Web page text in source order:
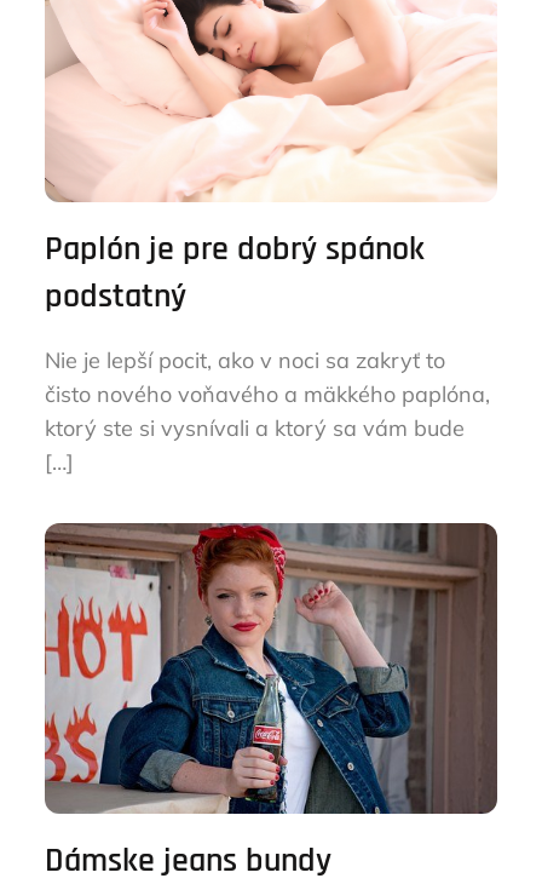
Paplón je pre dobrý spánok
podstatný
Nie je lepší pocit, ako v noci sa zakryť to
čisto nového voňavého a mäkkého paplóna,
ktorý ste si vysnívali a ktorý sa vám bude
[…]
Dámske jeans bundy